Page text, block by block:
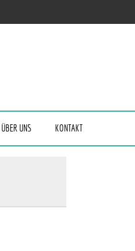
ÜBER UNS KONTAKT